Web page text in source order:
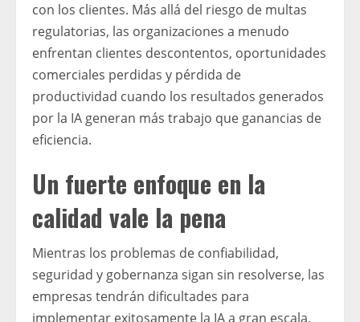
con los clientes. Más allá del riesgo de multas
regulatorias, las organizaciones a menudo
enfrentan clientes descontentos, oportunidades
comerciales perdidas y pérdida de
productividad cuando los resultados generados
por la IA generan más trabajo que ganancias de
eficiencia.
Un fuerte enfoque en la
calidad vale la pena
Mientras los problemas de confiabilidad,
seguridad y gobernanza sigan sin resolverse, las
empresas tendrán dificultades para
implementar exitosamente la IA a gran escala.